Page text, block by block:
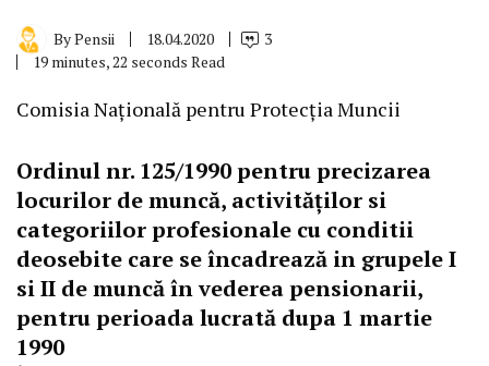
ByPensii 18.04.2020
3
19 minutes, 22 seconds Read
Comisia Națională pentru Protecția Muncii
Ordinul nr. 125/1990 pentru precizarea
locurilor de muncă, activităților si
categoriilor profesionale cu conditii
deosebite care se încadrează in grupele I
si II de muncă în vederea pensionarii,
pentru perioada lucrată dupa 1 martie
1990